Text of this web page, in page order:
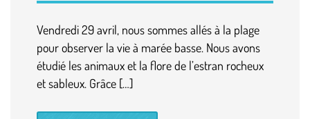
Vendredi 29 avril, nous sommes allés à la plage
pour observer la vie à marée basse. Nous avons
étudié les animaux et la flore de l’estran rocheux
et sableux. Grâce […]